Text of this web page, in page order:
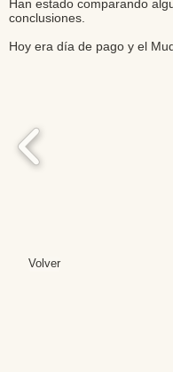
Han estado comparando
conclusiones.
Hoy era día de pago y el
Volver